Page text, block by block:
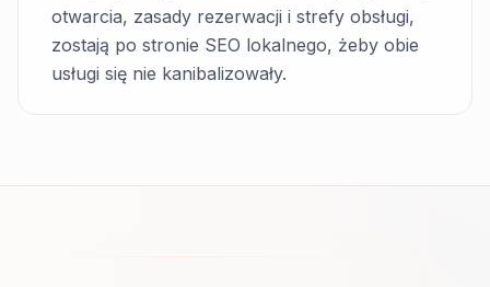
otwarcia, zasady rezerwacji i strefy obsługi,
zostają po stronie SEO lokalnego, żeby obie
usługi się nie kanibalizowały.